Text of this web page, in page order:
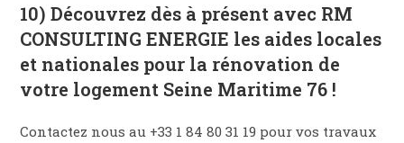
10) Découvrez dès à présent avec RM
CONSULTING ENERGIE les aides locales
et nationales pour la rénovation de
votre logement Seine Maritime 76 !
Contactez nous au +33 1 84 80 31 19 pour vos travaux